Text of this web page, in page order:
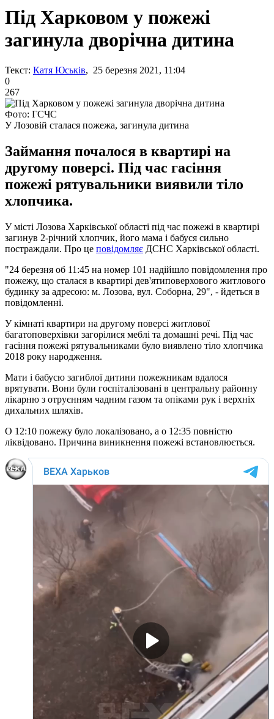
Під Харковом у пожежі
загинула дворічна дитина
Текст: Катя Юськів, 25 березня 2021, 11:04
0
267
Фото: ГСЧС
У Лозовій сталася пожежа, загинула дитина
Займання почалося в квартирі на
другому поверсі. Під час гасіння
пожежі рятувальники виявили тіло
хлопчика.
У місті Лозова Харківської області під час пожежі в квартирі
загинув 2-річний хлопчик, його мама і бабуся сильно
постраждали. Про це повідомляє ДСНС Харківської області.
"24 березня об 11:45 на номер 101 надійшло повідомлення про
пожежу, що сталася в квартирі дев'ятиповерхового житлового
будинку за адресою: м. Лозова, вул. Соборна, 29", - йдеться в
повідомленні.
У кімнаті квартири на другому поверсі житлової
багатоповерхівки загорілися меблі та домашні речі. Під час
гасіння пожежі рятувальниками було виявлено тіло хлопчика
2018 року народження.
Мати і бабусю загиблої дитини пожежникам вдалося
врятувати. Вони були госпіталізовані в центральну районну
лікарню з отруєнням чадним газом та опіками рук і верхніх
дихальних шляхів.
О 12:10 пожежу було локалізовано, а о 12:35 повністю
ліквідовано. Причина виникнення пожежі встановлюється.